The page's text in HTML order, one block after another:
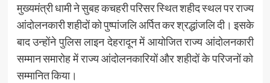
मुख्यमंत्री धामी ने सुबह कचहरी परिसर स्थित शहीद स्थल पर राज्य
आंदोलनकारी शहीदों को पुष्पांजलि अर्पित कर श्रद्धांजलि दी। इसके
बाद उन्होंने पुलिस लाइन देहरादून में आयोजित राज्य आंदोलनकारी
सम्मान समारोह में राज्य आंदोलनकारियों और शहीदों के परिजनों को
सम्मानित किया।